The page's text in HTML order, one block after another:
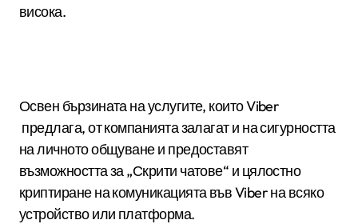
висока.
Освен бързината на услугите, които Viber
предлага, от компанията залагат и на сигурността
на личното общуване и предоставят
възможността за „Скрити чатове“ и цялостно
криптиране на комуникацията във Viber на всяко
устройство или платформа.